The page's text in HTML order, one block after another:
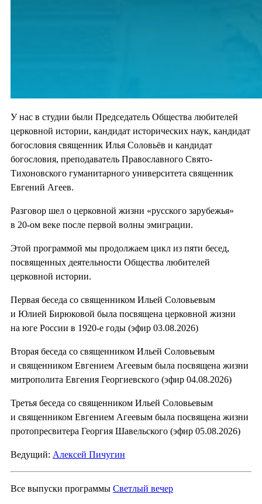
У нас в студии были Председатель Общества любителей
церковной истории, кандидат исторических наук, кандидат
богословия священник Илья Соловьёв и кандидат
богословия, преподаватель Православного Свято-
Тихоновского гуманитарного университета священник
Евгений Агеев.
Разговор шел о церковной жизни «русского зарубежья»
в 20-ом веке после первой волны эмиграции.
Этой программой мы продолжаем цикл из пяти бесед,
посвященных деятельности Общества любителей
церковной истории.
Первая беседа со священником Ильей Соловьевым
и Юлией Бирюковой была посвящена церковной жизни
на юге России в 1920-е годы (эфир 03.08.2026)
Вторая беседа со священником Ильей Соловьевым
и священником Евгением Агеевым была посвящена жизни
митрополита Евгения Георгиевского (эфир 04.08.2026)
Третья беседа со священником Ильей Соловьевым
и священником Евгением Агеевым была посвящена жизни
протопресвитера Георгия Шавельского (эфир 05.08.2026)
Ведущий: Алексей Пичугин
Все выпуски программы Светлый вечер